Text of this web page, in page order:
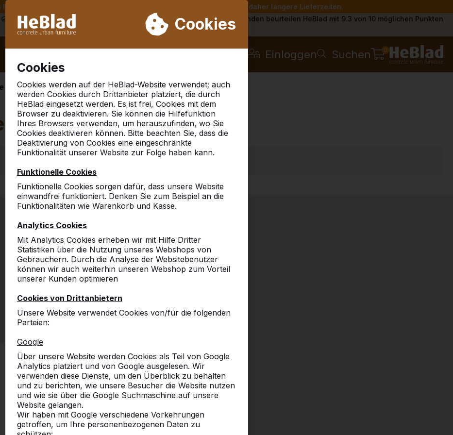
wir von Woche 31 bis Woche 33 nicht. Bitte berücksichtigen Sie daher längere Lieferzeiten.
Cookies
Cookies
Cookies werden auf der HeBlad-Website verwendet; auch
werden Cookies durch Drittanbieter platziert, die durch
HeBlad eingesetzt werden. Es ist frei, Cookies mit dem
Browser zu deaktivieren. Sie können die Hilfefunktion
Ihres Browsers verwenden, um herauszufinden, wo Sie
Cookies deaktivieren können. Bitte beachten Sie, dass die
Deaktivierung von Cookies eine eingeschränkte
Funktionalität unserer Website zur Folge haben kann.
Funktionelle Cookies
Funktionelle Cookies sorgen dafür, dass unsere Website
einwandfrei funktioniert. Denken Sie zum Beispiel an die
Funktionalitäten wie Warenkorb und Kasse.
Analytics Cookies
Mit Analytics Cookies erheben wir mit Hilfe Dritter
Statistiken über die Nutzung unseres Webshops von
Gebrauchern. Durch die Analyse der Websitebenutzer
können wir auch weiterhin unseren Webshop zum Vorteil
unserer Kunden optimieren
Cookies von Drittanbietern
Unsere Website verwendet Cookies von/für die folgenden
Parteien:
Google
Über unsere Website werden Cookies als Teil von Google
Analytics platziert und von Google ausgelesen. Wir
verwenden diese Dienste, um den Überblick zu behalten
und zu berichten, wie unsere Besucher die Website nutzen
und wie sie über die Google Suchmaschine auf unsere
Website gelangen.
Wir haben mit Google verschiedene Vorkehrungen
getroffen, um Ihre personenbezogenen Daten zu
Schon mehr als 30.000 Produkten verkauft
Kunden beurteilen HeBlad mit 9.3 von 10 möglichen Punkten
Einloggen Suchen 0
busch grundschule